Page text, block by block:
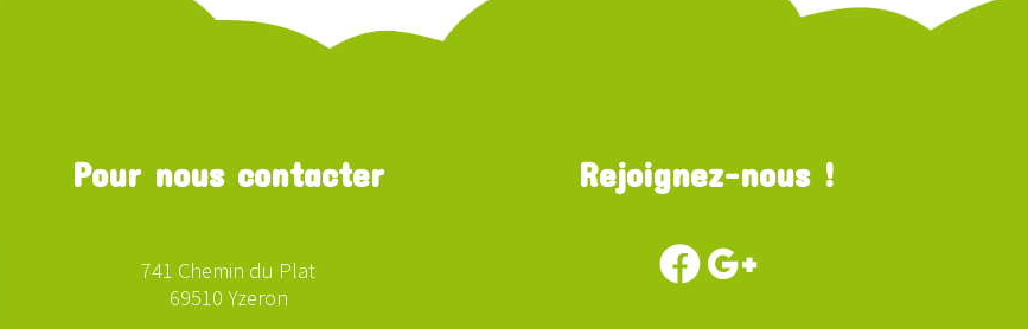
Pour nous contacter
741 Chemin du Plat
69510 Yzeron
Rejoignez-nous !